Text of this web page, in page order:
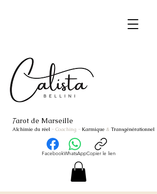
Tarot de Marseille
Alchimie du réel - Coaching - Karmique & Transgénérationnel
FacebookWhatsAppCopier le lien